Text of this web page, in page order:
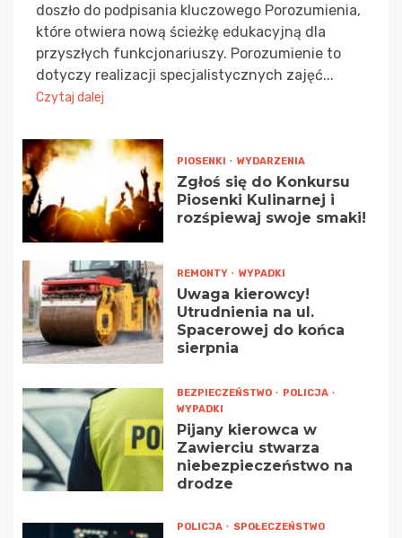
doszło do podpisania kluczowego Porozumienia,
które otwiera nową ścieżkę edukacyjną dla
przyszłych funkcjonariuszy. Porozumienie to
dotyczy realizacji specjalistycznych zajęć...
Czytaj dalej
PIOSENKI WYDARZENIA
Zgłoś się do Konkursu
Piosenki Kulinarnej i
rozśpiewaj swoje smaki!
REMONTY WYPADKI
Uwaga kierowcy!
Utrudnienia na ul.
Spacerowej do końca
sierpnia
BEZPIECZEŃSTWO
POLICJA
WYPADKI
Pijany kierowca w
Zawierciu stwarza
niebezpieczeństwo na
drodze
POLICJA SPOŁECZEŃSTWO